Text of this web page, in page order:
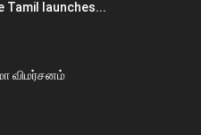
Tamil launches...
விமர்சனம்